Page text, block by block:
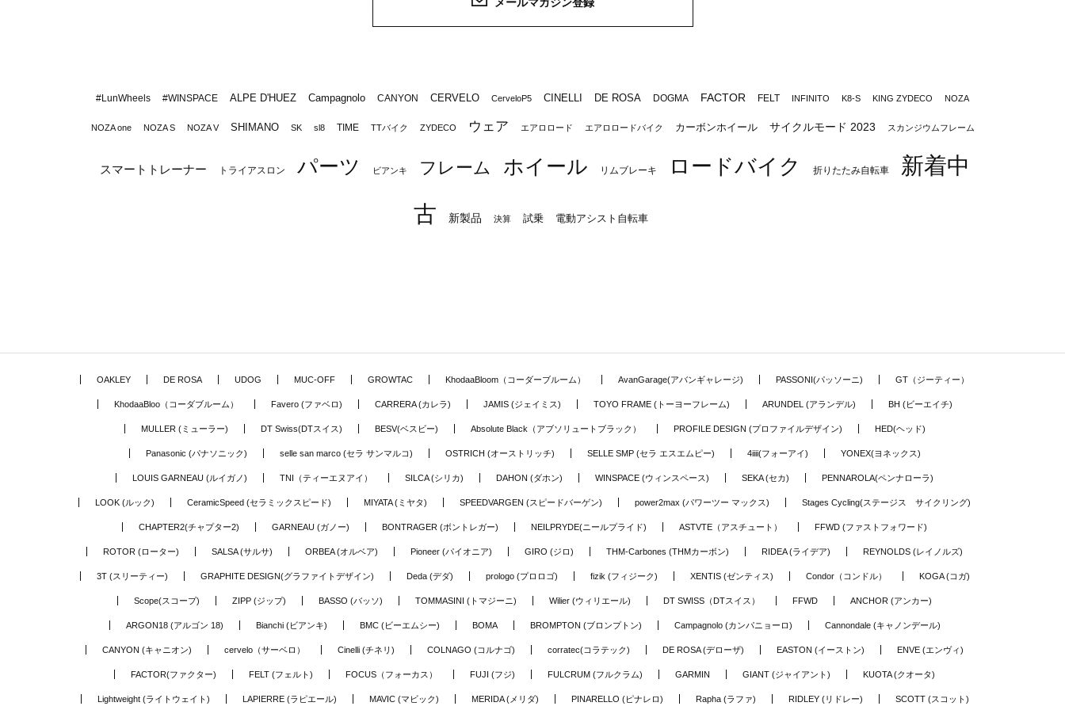
#LunWheels #WINSPACE ALPE D'HUEZ Campagnolo CANYON CERVELO CerveloP5 CINELLI DE ROSA DOGMA FACTOR FELT INFINITO K8-S KING ZYDECO NOZA
NOZA one NOZA S NOZA V SHIMANO SK sl8 TIME TTバイク ZYDECO ウェア エアロロード エアロロードバイク カーボンホイール サイクルモード 2023 スカンジウムフレーム
スマートトレーナー トライアスロン パーツ ビアンキ フレーム ホイール リムブレーキ ロードバイク 折りたたみ自転車
新着中
古
新製品 決算 試乗 電動アシスト自転車
OAKLEY DE ROSA UDOG MUC-OFF GROWTAC KhodaaBloom（コーダーブルーム） AvanGarage(アバンギャレージ) PASSONI(パッソーニ) GT（ジーティー）
KhodaaBloo（コーダブルーム） Favero (ファベロ) CARRERA (カレラ) JAMIS (ジェイミス) TOYO FRAME (トーヨーフレーム) ARUNDEL (アランデル) BH (ビーエイチ)
MULLER (ミューラー) DT Swiss(DTスイス) BESV(ベスビー) Absolute Black（アブソリュートブラック） PROFILE DESIGN (プロファイルデザイン) HED(ヘッド)
Panasonic (パナソニック) selle san marco (セラ サンマルコ) OSTRICH (オーストリッチ) SELLE SMP (セラ エスエムピー) 4iiii(フォーアイ) YONEX(ヨネックス)
LOUIS GARNEAU (ルイガノ) TNI（ティーエヌアイ） SILCA (シリカ) DAHON (ダホン) WINSPACE (ウィンスペース) SEKA (セカ) PENNAROLA(ペンナローラ)
LOOK (ルック) CeramicSpeed (セラミックスピード) MIYATA (ミヤタ) SPEEDVARGEN (スピードバーゲン) power2max (パワーツー マックス) Stages Cycling(ステージス サイクリング)
CHAPTER2(チャプター2) GARNEAU (ガノー) BONTRAGER (ボントレガー) NEILPRYDE(ニールプライド) ASTVTE（アスチュート） FFWD (ファストフォワード)
ROTOR (ローター) SALSA (サルサ) ORBEA (オルベア) Pioneer (パイオニア) GIRO (ジロ) THM-Carbones (THMカーボン) RIDEA (ライデア) REYNOLDS (レイノルズ)
3T (スリーティー) GRAPHITE DESIGN(グラファイトデザイン) Deda (デダ) prologo (プロロゴ) fizik (フィジーク) XENTIS (ゼンティス) Condor（コンドル） KOGA (コガ)
Scope(スコープ) ZIPP (ジップ) BASSO (バッソ) TOMMASINI (トマジーニ) Wilier (ウィリエール) DT SWISS（DTスイス） FFWD ANCHOR (アンカー)
ARGON18 (アルゴン 18) Bianchi (ビアンキ) BMC (ビーエムシー) BOMA BROMPTON (ブロンプトン) Campagnolo (カンパニョーロ) Cannondale (キャノンデール)
CANYON (キャニオン) cervelo（サーベロ） Cinelli (チネリ) COLNAGO (コルナゴ) corratec(コラテック) DE ROSA (デローザ) EASTON (イーストン) ENVE (エンヴィ)
FACTOR(ファクター) FELT (フェルト) FOCUS（フォーカス） FUJI (フジ) FULCRUM (フルクラム) GARMIN GIANT (ジャイアント) KUOTA (クオータ)
Lightweight (ライトウェイト) LAPIERRE (ラピエール) MAVIC (マビック) MERIDA (メリダ) PINARELLO (ピナレロ) Rapha (ラファ) RIDLEY (リドレー) SCOTT (スコット)